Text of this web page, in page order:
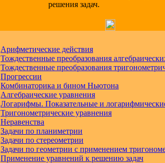
решения задач.
Арифметические действия
Тождественные преобразования
Тождественные преобразования
Прогрессии
Комбинаторика и бином Ньютона
Алгебраические уравнения
Логарифмы. Показательные и
Тригонометрические уравнения
Неравенства
Задачи по планиметрии
Задачи по стереометрии
Задачи по геометрии с применением
Применение уравнений к решению задач